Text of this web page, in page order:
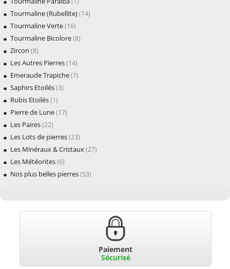
Tourmaline (Rubellite)(14)
Tourmaline Verte(16)
Tourmaline Bicolore(8)
Zircon (8)
Les Autres Pierres(14)
Emeraude Trapiche(7)
Saphirs Etoilés(3)
Rubis Etoilés(1)
Pierre de Lune(17)
Les Paires(22)
Les Lots de pierres(23)
Les Minéraux & Cristaux(27)
Les Météorites(6)
Nos plus belles pierres(53)
Paiement
Sécurisé